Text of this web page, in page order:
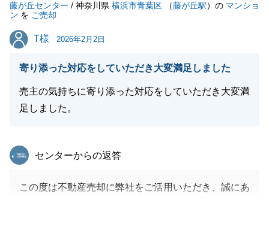
藤が丘センター / 神奈川県 横浜市青葉区 （藤が丘駅）の マンショ
ン を ご売却
T様
T様 2026年2月2日
寄り添った対応をしていただき大変満足しました
売主の気持ちに寄り添った対応をしていただき大変満
足しました。
東急リバブル
センターからの返答
この度は不動産売却に弊社をご活用いただき、誠にあ